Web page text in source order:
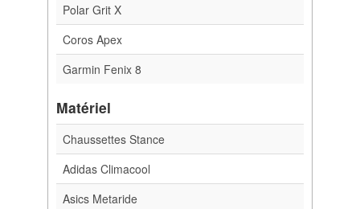
Polar Grit X
Coros Apex
Garmin Fenix 8
Matériel
Chaussettes Stance
Adidas Climacool
Asics Metaride